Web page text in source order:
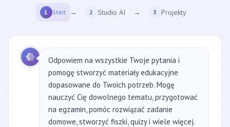
1 Start → 2 Studio AI → 3 Projekty
Odpowiem na wszystkie Twoje pytania i
pomogę stworzyć materiały edukacyjne
dopasowane do Twoich potrzeb. Mogę
nauczyć Cię dowolnego tematu, przygotować
na egzamin, pomóc rozwiązać zadanie
domowe, stworzyć fiszki, quizy i wiele więcej.